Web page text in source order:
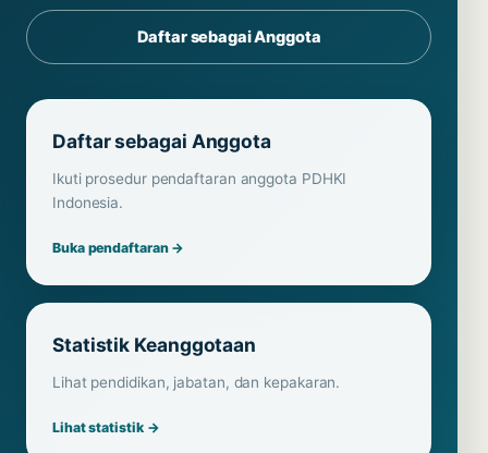
Daftar sebagai Anggota
Daftar sebagai Anggota
Ikuti prosedur pendaftaran anggota PDHKI
Indonesia.
Buka pendaftaran →
Statistik Keanggotaan
Lihat pendidikan, jabatan, dan kepakaran.
Lihat statistik →